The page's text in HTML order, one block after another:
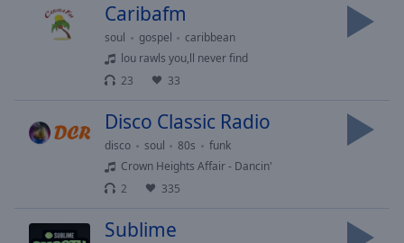
Seek to
currently
Chapters
Caribafm
soul gospel
caribbean
lou rawls you,ll never find
23
33
Disco Classic Radio
disco soul 80s
funk
Crown Heights Affair - Dancin'
2
335
Sublime